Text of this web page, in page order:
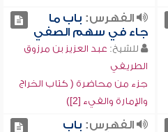
الفهرس: باب ما
جاء في سهم الصفي
للشيخ: عبد العزيز بن مرزوق
الطريفي
جزء من محاضرة ( كتاب الخراج
والإمارة والفيء [2])
الفهرس: باب